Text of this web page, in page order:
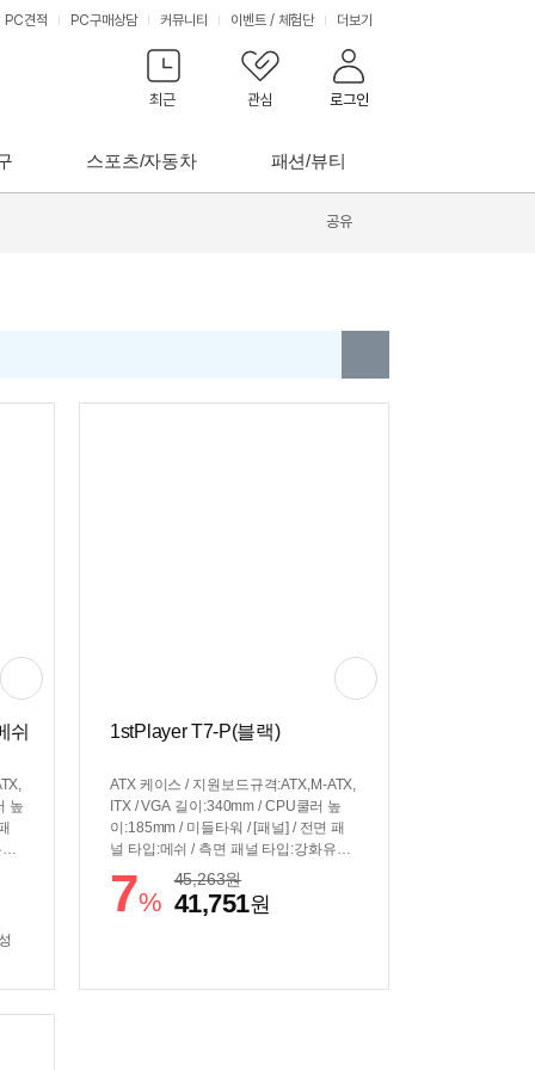
최근 관심 로그인
PC견적 PC구매상담 커뮤니티 이벤트 / 체험단 더보기
스포츠/자동차 패션/뷰티
공유
쉬
높
/
:
/
1stPlayer T7-P(블랙)
ATX 케이스 / 지원보드규격:ATX,M-ATX,
ITX / VGA 길이:340mm / CPU쿨러 높
이:185mm / 미들타워 / [패널] / 전면 패
널 타입:메쉬 / 측면 패널 타입:강화유리 /
[쿨러/튜닝] / 쿨링팬:총6개 / 후면:120m
m x1 / 전면:120mm x3 / 상단:120mm x
2 / [크기] / 너비(W):235mm / 깊이(D):41
7%
45,263원
41,751원